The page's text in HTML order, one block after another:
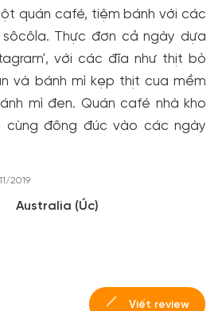
quán café, tiệm bánh với các
Thực đơn cả ngày dựa
với các đĩa như thịt bò
và bánh mì kẹp thịt cua mềm
mì đen. Quán café nhà kho
cùng đông đúc vào các ngày
2019
Australia (Úc)
Viết review
nhanh - nhận nhiều ưu